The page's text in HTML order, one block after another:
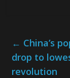
← China’s
drop to
revolution